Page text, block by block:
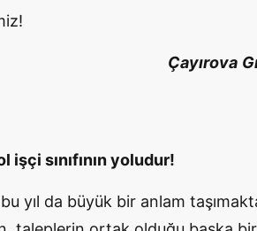
Çayırova
sınıfının yoludur!
yıl da büyük bir anlam